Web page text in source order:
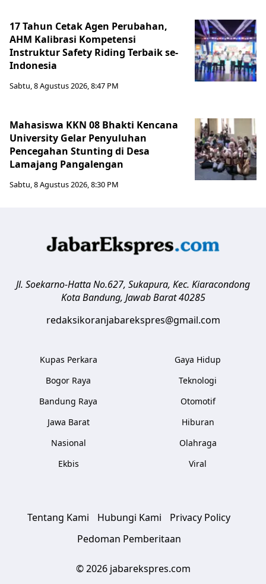
17 Tahun Cetak Agen Perubahan,
AHM Kalibrasi Kompetensi
Instruktur Safety Riding Terbaik se-
Indonesia
Sabtu, 8 Agustus 2026, 8:47 PM
Mahasiswa KKN 08 Bhakti Kencana
University Gelar Penyuluhan
Pencegahan Stunting di Desa
Lamajang Pangalengan
Sabtu, 8 Agustus 2026, 8:30 PM
Jl. Soekarno-Hatta No.627, Sukapura, Kec. Kiaracondong
Kota Bandung, Jawab Barat 40285
redaksikoranjabarekspres@gmail.com
Kupas Perkara
Bogor Raya
Bandung Raya
Jawa Barat
Nasional
Ekbis
Gaya Hidup
Teknologi
Otomotif
Hiburan
Olahraga
Viral
Tentang Kami Hubungi Kami
Privacy Policy
Pedoman Pemberitaan
© 2026 jabarekspres.com